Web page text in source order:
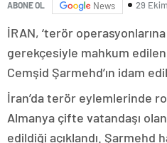
ABONE OL News 29
İRAN, ‘terör
gerekçesiyle mahkum edilen
Cemşid Şarmehd’ın idam
İran’da terör eylemlerinde
Almanya çifte vatandaşı
edildiği açıklandı. Şarmehd